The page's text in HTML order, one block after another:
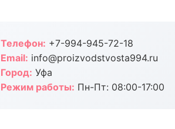
Телефон: +7-994-945-72-18
Email: info@proizvodstvosta994.ru
Город: Уфа
Режим работы: Пн-Пт: 08:00-17:00